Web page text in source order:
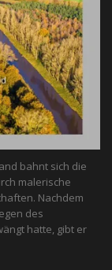
bahnt sich die
malerische
Nachdem
des
hatte, gibt er